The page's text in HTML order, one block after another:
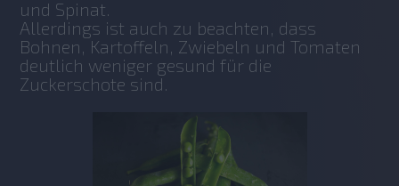
und Spinat.
Allerdings ist auch zu beachten, dass
Bohnen, Kartoffeln, Zwiebeln und Tomaten
deutlich weniger gesund für die
Zuckerschote sind.